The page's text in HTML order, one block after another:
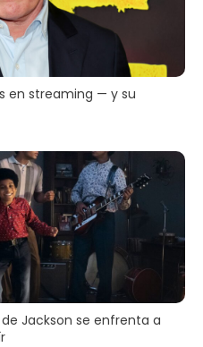
en streaming — y su
Jackson se enfrenta a